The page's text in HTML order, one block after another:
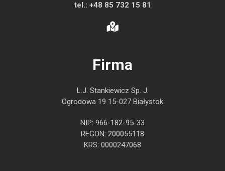
tel.: +48 85 732 15 81
Firma
L.J. Stankiewicz Sp. J.
Ogrodowa 19 15-027 Białystok
NIP: 966-182-95-33
REGON: 200055118
KRS: 0000247068